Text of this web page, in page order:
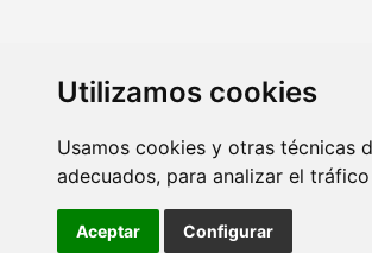
Utilizamos cookies
Usamos cookies y otras técnicas
adecuados, para analizar el
Aceptar Configurar
AVISO LEGAL POLITICA